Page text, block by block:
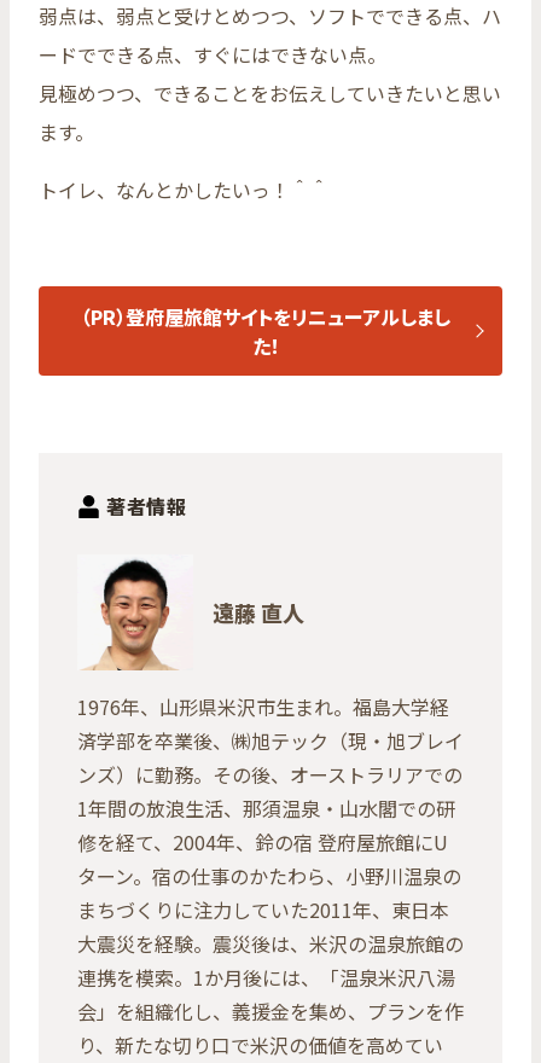
弱点は、弱点と受けとめつつ、ソフトでできる点、ハ
ードでできる点、すぐにはできない点。
見極めつつ、できることをお伝えしていきたいと思い
ます。
トイレ、なんとかしたいっ！＾＾
（PR）登府屋旅館サイトをリニューアルしまし
た！
著者情報
遠藤 直人
1976年、山形県米沢市生まれ。福島大学経
済学部を卒業後、㈱旭テック（現・旭ブレイ
ンズ）に勤務。その後、オーストラリアでの
1年間の放浪生活、那須温泉・山水閣での研
修を経て、2004年、鈴の宿 登府屋旅館にU
ターン。宿の仕事のかたわら、小野川温泉の
まちづくりに注力していた2011年、東日本
大震災を経験。震災後は、米沢の温泉旅館の
連携を模索。1か月後には、「温泉米沢八湯
会」を組織化し、義援金を集め、プランを作
り、新たな切り口で米沢の価値を高めてい